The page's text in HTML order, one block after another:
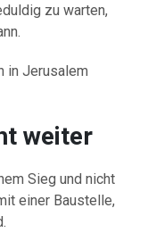
zu warten,
in Jerusalem
weiter
Sieg und nicht
einer Baustelle,